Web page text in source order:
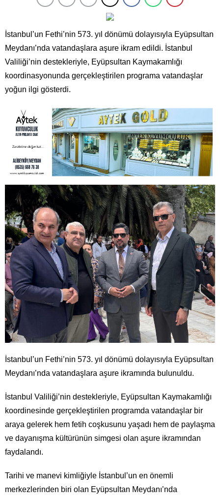
İstanbul’un Fethi’nin 573. yıl dönümü dolayısıyla Eyüpsultan
Meydanı’nda vatandaşlara aşure ikram edildi. İstanbul
Valiliği’nin destekleriyle, Eyüpsultan Kaymakamlığı
koordinasyonunda gerçekleştirilen programa vatandaşlar
yoğun ilgi gösterdi.
İstanbul’un Fethi’nin 573. yıl dönümü dolayısıyla Eyüpsultan
Meydanı’nda vatandaşlara aşure ikramında bulunuldu.
İstanbul Valiliği’nin destekleriyle, Eyüpsultan Kaymakamlığı
koordinesinde gerçekleştirilen programda vatandaşlar bir
araya gelerek hem fetih coşkusunu yaşadı hem de paylaşma
ve dayanışma kültürünün simgesi olan aşure ikramından
faydalandı.
Tarihi ve manevi kimliğiyle İstanbul’un en önemli
merkezlerinden biri olan Eyüpsultan Meydanı’nda